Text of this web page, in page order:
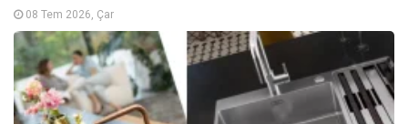
08 Tem 2026, Çar